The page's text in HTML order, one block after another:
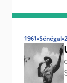
1961•Sénégal•